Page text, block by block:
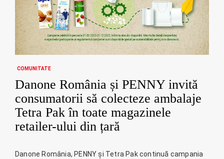
COMUNITATE
Danone România și PENNY invită
consumatorii să colecteze ambalaje
Tetra Pak în toate magazinele
retailer-ului din țară
Danone România, PENNY și Tetra Pak continuă campania